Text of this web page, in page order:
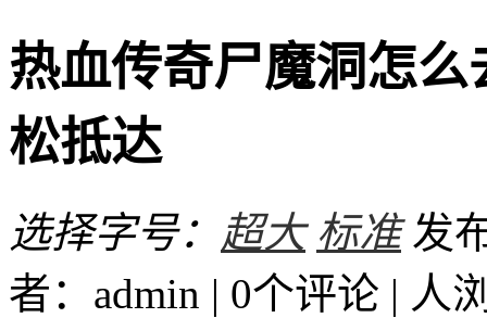
热血传奇尸魔洞怎
松抵达
选择字号： 超大 标准 发
者：admin | 0个评论 | 人